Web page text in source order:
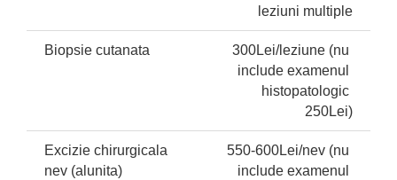
leziuni multiple
Biopsie cutanata
300Lei/leziune (nu
include examenul
histopatologic
250Lei)
Excizie chirurgicala
nev (alunita)
550-600Lei/nev (nu
include examenul